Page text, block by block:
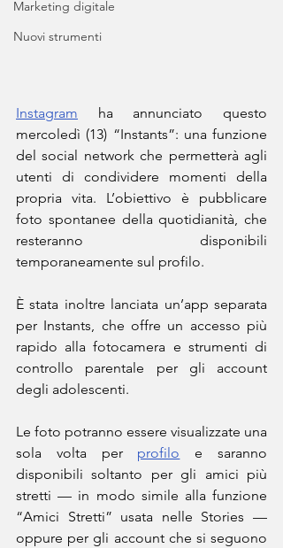
Marketing digitale
Nuovi strumenti
Instagram ha annunciato questo
mercoledì (13) “Instants”: una funzione
del social network che permetterà agli
utenti di condividere momenti della
propria vita. L’obiettivo è pubblicare
foto spontanee della quotidianità, che
resteranno disponibili
temporaneamente sul profilo.
È stata inoltre lanciata un’app separata
per Instants, che offre un accesso più
rapido alla fotocamera e strumenti di
controllo parentale per gli account
degli adolescenti.
Le foto potranno essere visualizzate una
sola volta per profilo e saranno
disponibili soltanto per gli amici più
stretti — in modo simile alla funzione
“Amici Stretti” usata nelle Stories —
oppure per gli account che si seguono